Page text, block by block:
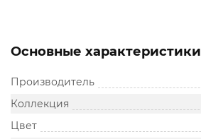
Основные характеристики
Производитель
Коллекция
Цвет